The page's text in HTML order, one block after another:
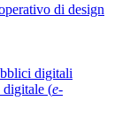
di design
digitali
digitale (e-